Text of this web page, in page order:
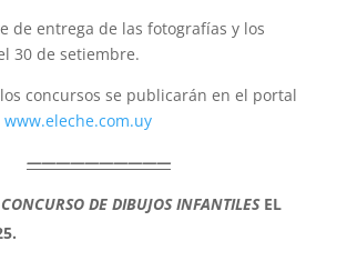
de entrega de las fotografías y los
30 de setiembre.
concursos se publicarán en el portal
www.eleche.com.uy
——————————
CONCURSO DE DIBUJOS INFANTILESEL